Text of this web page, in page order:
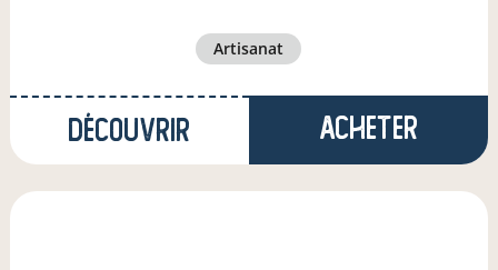
artisanat
Découvrir Acheter